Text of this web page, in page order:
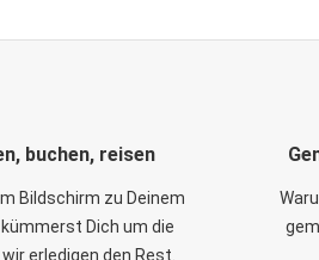
buchen, reisen
Bildschirm zu Deinem
Dich um die
erledigen den Rest.